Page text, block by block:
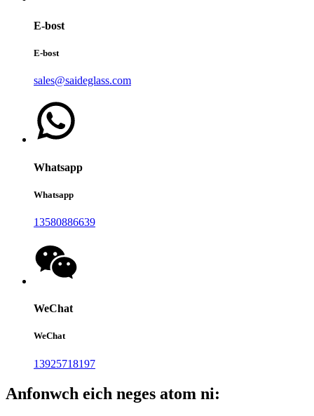
E-bost
E-bost
sales@saideglass.com
Whatsapp
Whatsapp
13580886639
WeChat
WeChat
13925718197
Anfonwch eich neges atom ni: